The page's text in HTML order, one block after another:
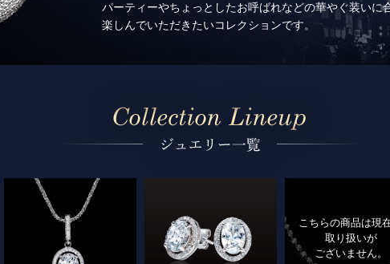
パーティーやちょっとしたお呼ばれなどの華やぐ装いに
楽しんでいただきたいコレクションです。
こちらの商品は現
取り扱いが
ございません。